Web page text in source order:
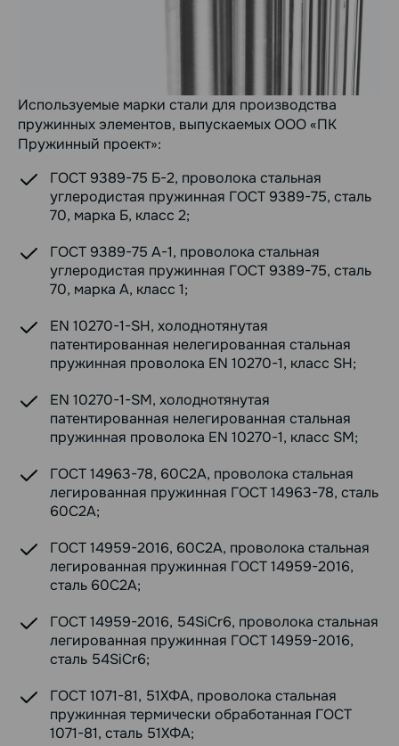
Используемые марки стали для производства
пружинных элементов, выпускаемых ООО «ПК
Пружинный проект»:
ГОСТ 9389-75 Б-2, проволока стальная
углеродистая пружинная ГОСТ 9389-75, сталь
70, марка Б, класс 2;
ГОСТ 9389-75 А-1, проволока стальная
углеродистая пружинная ГОСТ 9389-75, сталь
70, марка А, класс 1;
EN 10270-1-SH, холоднотянутая
патентированная нелегированная стальная
пружинная проволока EN 10270-1, класс SH;
EN 10270-1-SM, холоднотянутая
патентированная нелегированная стальная
пружинная проволока EN 10270-1, класс SM;
ГОСТ 14963-78, 60С2А, проволока стальная
легированная пружинная ГОСТ 14963-78, сталь
60С2А;
ГОСТ 14959-2016, 60С2А, проволока стальная
легированная пружинная ГОСТ 14959-2016,
сталь 60С2А;
ГОСТ 14959-2016, 54SiCr6, проволока стальная
легированная пружинная ГОСТ 14959-2016,
сталь 54SiCr6;
ГОСТ 1071-81, 51ХФА, проволока стальная
пружинная термически обработанная ГОСТ
1071-81, сталь 51ХФА;